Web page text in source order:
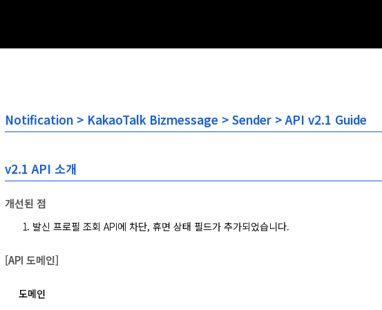
Notification > KakaoTalk Bizmessage > Sender > API v2.1 Guide
v2.1 API 소개
개선된 점
발신 프로필 조회 API에 차단, 휴면 상태 필드가 추가되었습니다.
[API 도메인]
도메인